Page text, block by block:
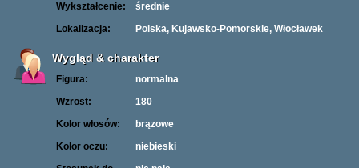
Wykształcenie:
średnie
Lokalizacja:
Polska, Kujawsko-Pomorskie, Włocławek
Wygląd & charakter
Figura:
normalna
Wzrost:
180
Kolor włosów:
brązowe
Kolor oczu:
niebieski